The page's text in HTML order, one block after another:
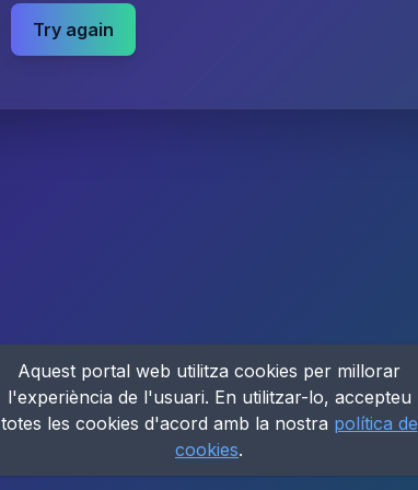
Try again
Aquest portal web utilitza cookies per millorar
l'experiència de l'usuari. En utilitzar-lo, accepteu
totes les cookies d'acord amb la nostra política de
cookies.